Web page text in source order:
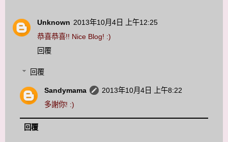
Unknown 2013年10月4日 上午12:25
恭喜恭喜!! Nice Blog! :)
回覆
回覆
Sandymama
2013年10月4日 上午8:22
多謝你! :)
回覆